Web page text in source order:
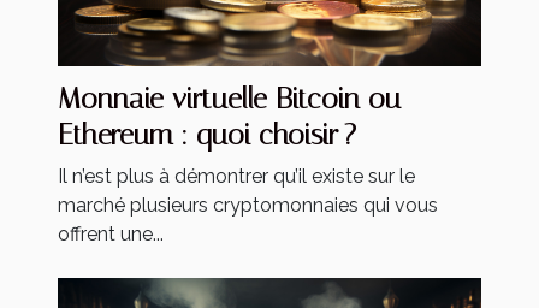
Monnaie virtuelle Bitcoin ou
Ethereum : quoi choisir ?
Il n’est plus à démontrer qu’il existe sur le
marché plusieurs cryptomonnaies qui vous
offrent une...